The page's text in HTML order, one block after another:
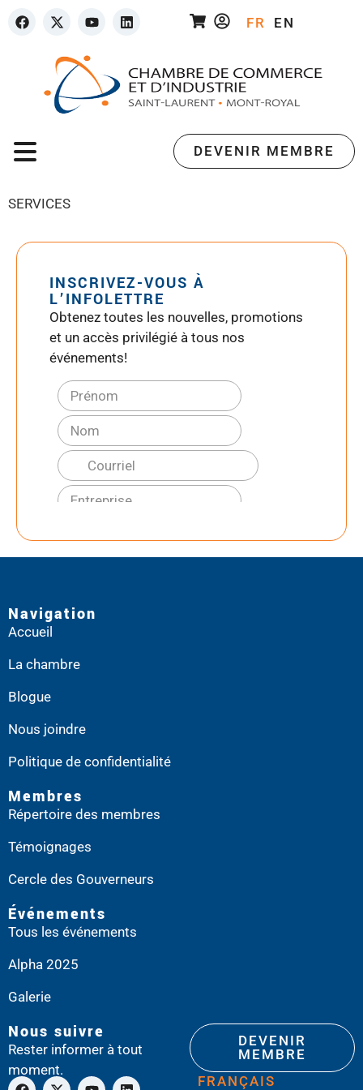
FR EN
DEVENIR MEMBRE
SERVICES
INSCRIVEZ-VOUS À
L’INFOLETTRE
Obtenez toutes les nouvelles, promotions
et un accès privilégié à tous nos
événements!
Navigation
Accueil
La chambre
Blogue
Nous joindre
Politique de confidentialité
Membres
Répertoire des membres
Témoignages
Cercle des Gouverneurs
Événements
Tous les événements
Alpha 2025
Galerie
Nous suivre
Rester informer à tout
moment.
DEVENIR
MEMBRE
FRANÇAIS